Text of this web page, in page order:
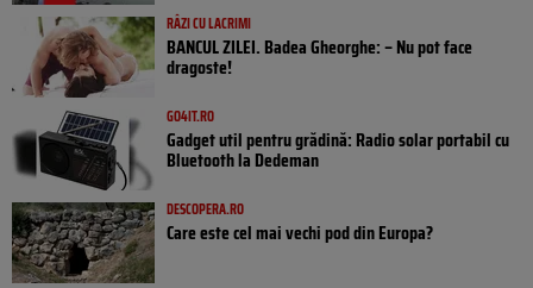
RÂZI CU LACRIMI
BANCUL ZILEI. Badea Gheorghe: – Nu pot face
dragoste!
GO4IT.RO
Gadget util pentru grădină: Radio solar portabil cu
Bluetooth la Dedeman
DESCOPERA.RO
Care este cel mai vechi pod din Europa?